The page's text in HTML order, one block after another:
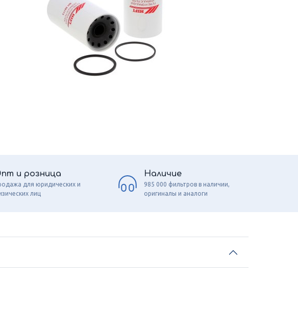
и розница
для юридических и
лиц
Наличие
985 000 фильтров в наличии,
оригиналы и аналоги